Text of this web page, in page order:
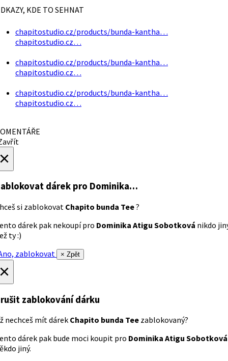
KDE TO SEHNAT
chapitostudio.cz/products/bunda-kantha…
chapitostudio.cz…
chapitostudio.cz/products/bunda-kantha…
chapitostudio.cz…
chapitostudio.cz/products/bunda-kantha…
chapitostudio.cz…
dárek pro Dominika…
si zablokovat Chapito bunda Tee?
dárek pak nekoupí pro Dominika Atigu Sobotková nikdo
ty :)
zablokovat
× Zpět
zablokování dárku
nechceš mít dárek Chapito bunda Tee zablokovaný?
dárek pak bude moci koupit pro Dominika Atigu Sobotková
jiný.